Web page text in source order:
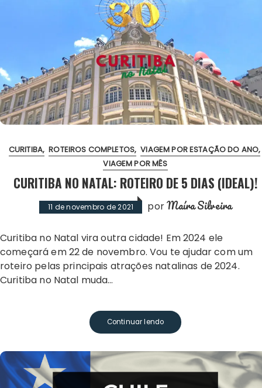
CURITIBA ROTEIROS COMPLETOS VIAGEM POR ESTAÇÃO DO ANO
VIAGEM POR MÊS
CURITIBA NO NATAL: ROTEIRO DE 5 DIAS (IDEAL)!
11 de novembro de 2021 porMaíra Silveira
Curitiba no Natal vira outra cidade! Em 2024 ele
começará em 22 de novembro. Vou te ajudar com um
roteiro pelas principais atrações natalinas de 2024.
Curitiba no Natal muda…
Continuar lendo